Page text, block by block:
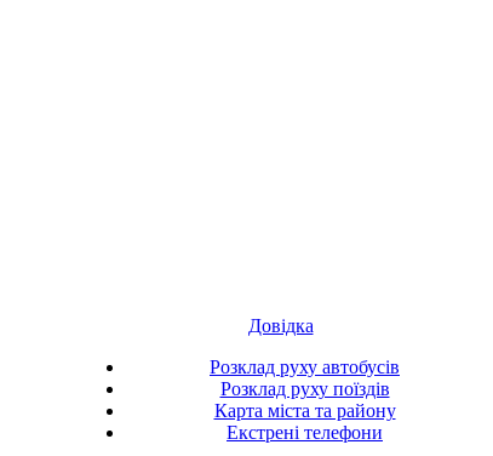
Довідка
Розклад руху автобусів
Розклад руху поїздів
Карта міста та району
Екстрені телефони